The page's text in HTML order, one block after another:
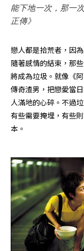
能下地一次，那一
正傳》
戀人都是拾荒者，因
隨著感情的結束，那
將成為垃圾。就像《
傳奇渣男，把戀愛當
人滿地的心碎。不過
有些需要掩埋，有些
本。